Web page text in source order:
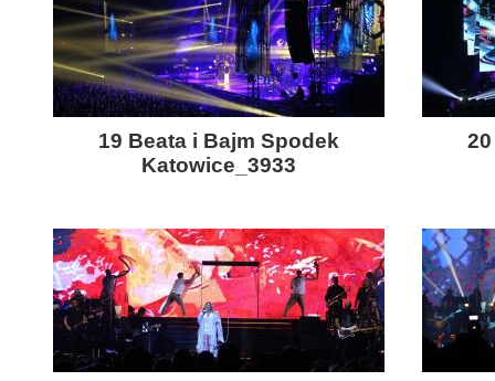
19 Beata i Bajm Spodek
Katowice_3933